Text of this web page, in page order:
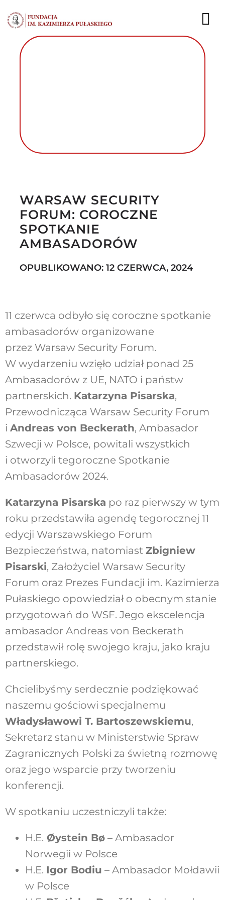
do
zawartości
KONTAKT
Szukaj
WARSAW SECURITY
FORUM: COROCZNE
SPOTKANIE
AMBASADORÓW
OPUBLIKOWANO: 12 CZERWCA, 2024
11 czerwca odbyło się coroczne spotkanie
ambasadorów organizowane
przez Warsaw Security Forum.
W wydarzeniu wzięło udział ponad 25
Ambasadorów z UE, NATO i państw
partnerskich. Katarzyna Pisarska,
Przewodnicząca Warsaw Security Forum
i Andreas von Beckerath, Ambasador
Szwecji w Polsce, powitali wszystkich
i otworzyli tegoroczne Spotkanie
Ambasadorów 2024.
Katarzyna Pisarska po raz pierwszy w tym
roku przedstawiła agendę tegorocznej 11
edycji Warszawskiego Forum
Bezpieczeństwa, natomiast Zbigniew
Pisarski, Założyciel Warsaw Security
Forum oraz Prezes Fundacji im. Kazimierza
Pułaskiego opowiedział o obecnym stanie
przygotowań do WSF. Jego ekscelencja
ambasador Andreas von Beckerath
przedstawił rolę swojego kraju, jako kraju
partnerskiego.
Chcielibyśmy serdecznie podziękować
naszemu gościowi specjalnemu
Władysławowi T. Bartoszewskiemu,
Sekretarz stanu w Ministerstwie Spraw
Zagranicznych Polski za świetną rozmowę
oraz jego wsparcie przy tworzeniu
konferencji.
W spotkaniu uczestniczyli także:
H.E. Øystein Bø– Ambasador
Norwegii w Polsce
H.E. Igor Bodiu – Ambasador Mołdawii
w Polsce